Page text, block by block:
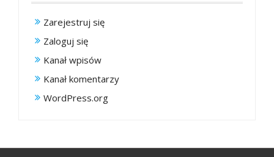
Zarejestruj się
Zaloguj się
Kanał wpisów
Kanał komentarzy
WordPress.org